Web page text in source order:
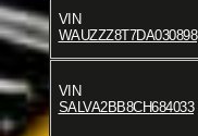
VIN
WAUZZZ8T7DA030898
VIN
SALVA2BB8CH684033